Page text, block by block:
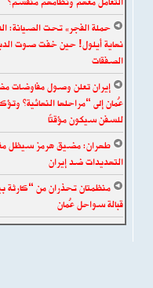
حملة الفجر» تحت الصيانة:
نهاية أيلول! حين خفت صوت
الصفقات
إيران تعلن وصول مفاوضات
عُمان إلى “مراحلها النهائية”
للسفن سيكون مؤقتًا
طهران: مضيق هرمز سيظل
التهديدات ضد إيران
منظمتان تحذران من “كارثة
قبالة سواحل عُمان